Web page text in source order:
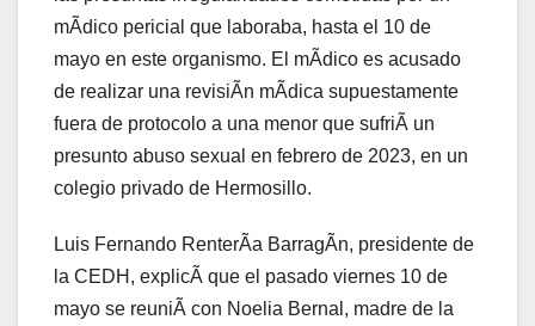
mÃdico pericial que laboraba, hasta el 10 de
mayo en este organismo. El mÃdico es acusado
de realizar una revisiÃn mÃdica supuestamente
fuera de protocolo a una menor que sufriÃ un
presunto abuso sexual en febrero de 2023, en un
colegio privado de Hermosillo.
Luis Fernando RenterÃa BarragÃn, presidente de
la CEDH, explicÃ que el pasado viernes 10 de
mayo se reuniÃ con Noelia Bernal, madre de la